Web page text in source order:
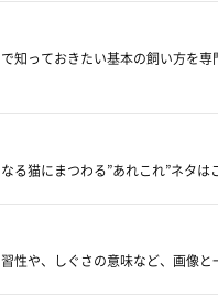
びを始めると、ボールが投げ
られたらきっちり打ち返して
から、とらさんのどのような
常に楽しんでいるのだと思
鳥や虫のように捉えて捕まえ
と思います」
知っておきたい基本の飼い方を専
る猫にまつわる”あれこれ”ネタは
性や、しぐさの意味など、画像と